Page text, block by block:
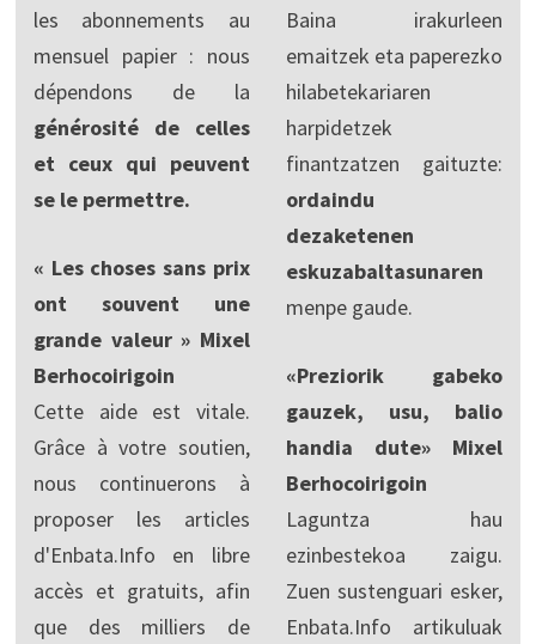
les abonnements au
mensuel papier : nous
dépendons de la
générosité de celles
et ceux qui peuvent
se le permettre.
« Les choses sans prix
ont souvent une
grande valeur » Mixel
Berhocoirigoin
Cette aide est vitale.
Grâce à votre soutien,
nous continuerons à
proposer les articles
d'Enbata.Info en libre
accès et gratuits, afin
que des milliers de
Baina irakurleen
emaitzek eta paperezko
hilabetekariaren
harpidetzek
finantzatzen gaituzte:
ordaindu
dezaketenen
eskuzabaltasunaren
menpe gaude.
«Preziorik gabeko
gauzek, usu, balio
handia dute» Mixel
Berhocoirigoin
Laguntza hau
ezinbestekoa zaigu.
Zuen sustenguari esker,
Enbata.Info artikuluak